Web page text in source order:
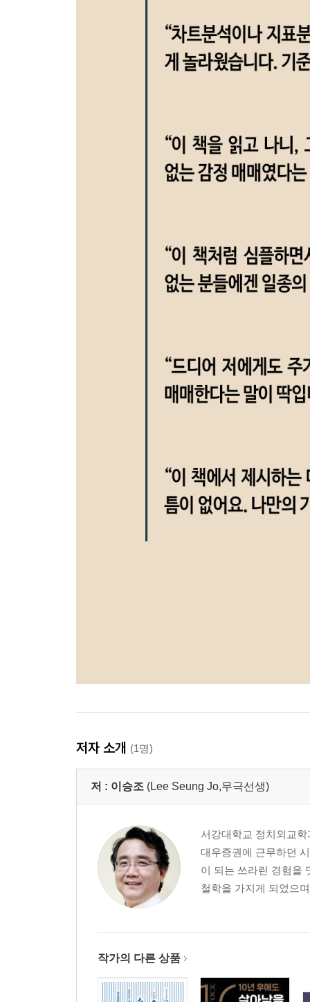
저자 소개 (1명)
저 : 이승조 (Lee Seung Jo,무극선생)
서강대학교 정치외교
대우증권에 근무하던
이 되는 쓰라린 경험을
철학을 가지게 되었으
작가의 다른 상품